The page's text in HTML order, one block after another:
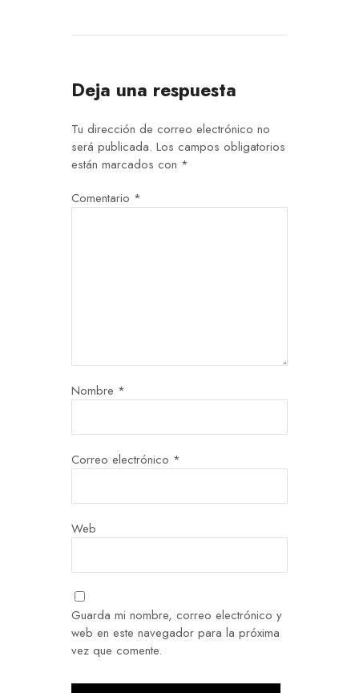
Deja una respuesta
Tu dirección de correo electrónico no
será publicada. Los campos obligatorios
están marcados con *
Comentario *
Nombre *
Correo electrónico *
Web
Guarda mi nombre, correo electrónico y
web en este navegador para la próxima
vez que comente.